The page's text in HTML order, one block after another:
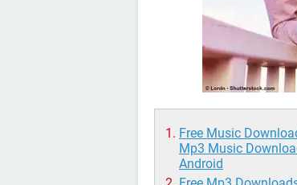
Free Music
Mp3 Music
Android